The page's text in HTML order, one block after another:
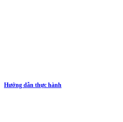
Hướng dẫn thực hành